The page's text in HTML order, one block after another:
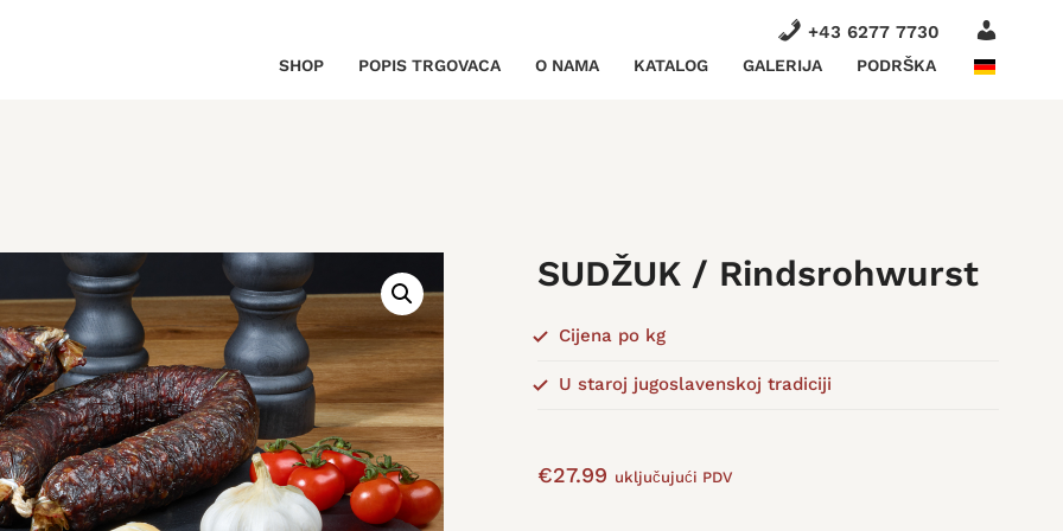
+43 6277 7730
SHOP POPIS TRGOVACA O NAMA KATALOG GALERIJA PODRŠKA
SUDŽUK / Rindsrohwurst
Cijena po kg
U staroj jugoslavenskoj tradiciji
€27.99 uključujući PDV